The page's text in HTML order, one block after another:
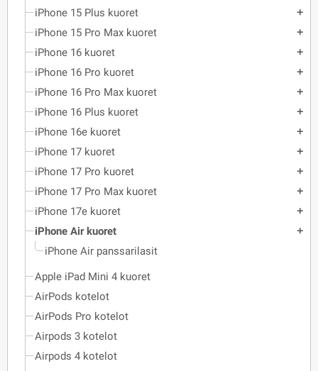
iPhone 15 Plus kuoret add
iPhone 15 Pro Max kuoret add
iPhone 16 kuoret add
iPhone 16 Pro kuoret add
iPhone 16 Pro Max kuoret add
iPhone 16 Plus kuoret add
iPhone 16e kuoret add
iPhone 17 kuoret add
iPhone 17 Pro kuoret add
iPhone 17 Pro Max kuoret add
iPhone 17e kuoret add
iPhone Air kuoret add
iPhone Air panssarilasit
Apple iPad Mini 4 kuoret
AirPods kotelot
AirPods Pro kotelot
Airpods 3 kotelot
Airpods 4 kotelot